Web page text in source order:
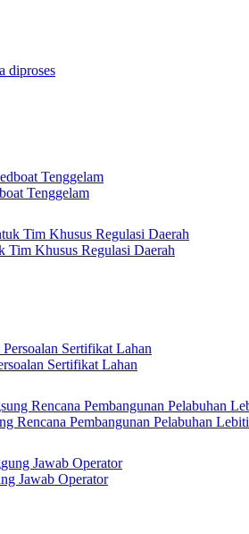
diproses
Tenggelam
Khusus Regulasi Daerah
Sertifikat Lahan
Rencana Pembangunan Pelabuhan Lebiti
Jawab Operator